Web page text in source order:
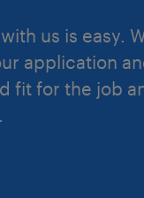
us is easy.
application
fit for the job